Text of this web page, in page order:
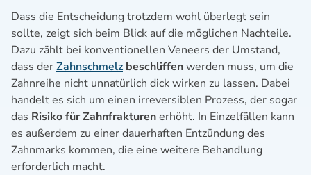
Dass die Entscheidung trotzdem wohl überlegt sein
sollte, zeigt sich beim Blick auf die möglichen Nachteile.
Dazu zählt bei konventionellen Veneers der Umstand,
dass derZahnschmelz beschliffenwerden muss, um die
Zahnreihe nicht unnatürlich dick wirken zu lassen. Dabei
handelt es sich um einen irreversiblen Prozess, der sogar
das Risiko für Zahnfrakturenerhöht. In Einzelfällen kann
es außerdem zu einer dauerhaften Entzündung des
Zahnmarks kommen, die eine weitere Behandlung
erforderlich macht.